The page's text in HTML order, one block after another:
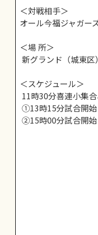
＜対戦相手＞
オール今福ジャガー
＜場 所＞
新グランド（城東区）
＜スケジュール＞
11時30分喜連小集
①13時15分試合開始
②15時00分試合開始